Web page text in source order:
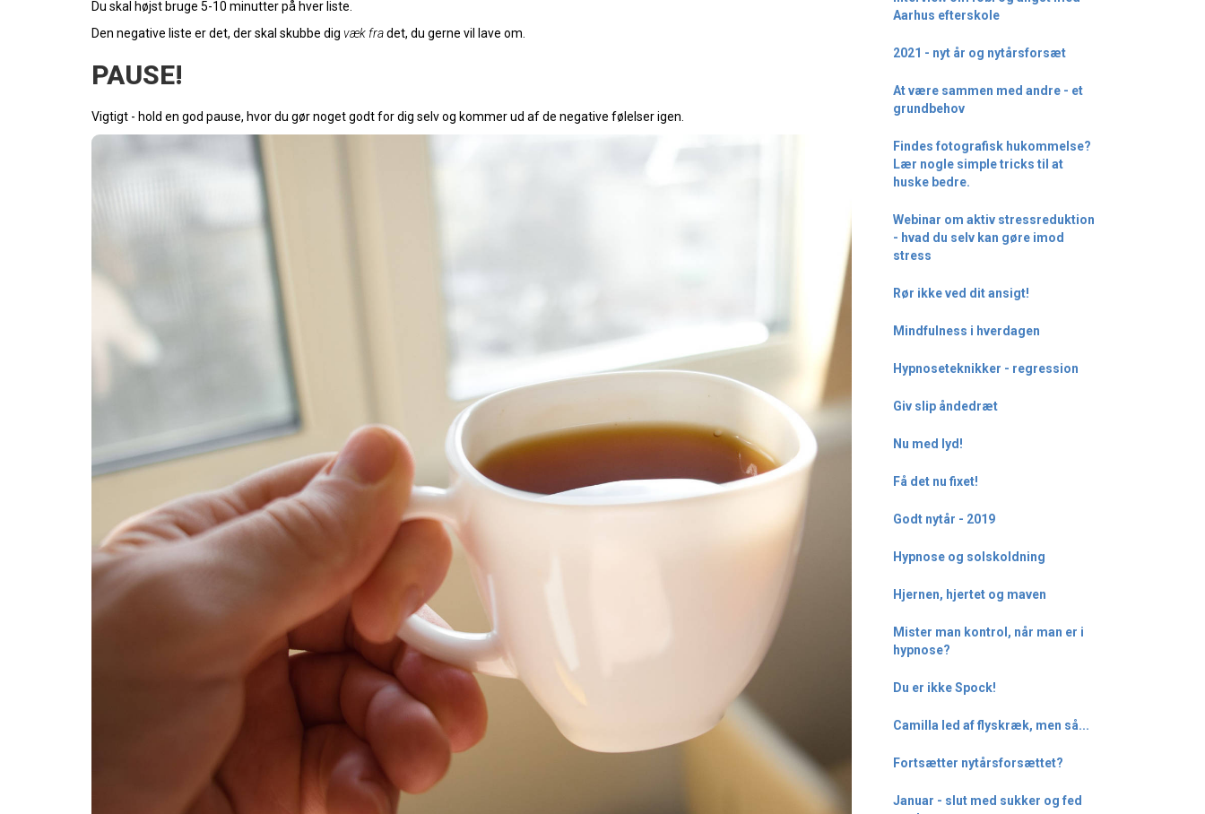
Du skal højst bruge 5-10 minutter på hver liste.
Den negative liste er det, der skal skubbe dig væk fradet, du gerne vil lave om.
PAUSE!
Vigtigt - hold en god pause, hvor du gør noget godt for dig selv og kommer ud af de negative følelser igen.
Aarhus efterskole
2021 - nyt år og nytårsforsæt
At være sammen med andre - et
grundbehov
Findes fotografisk hukommelse?
Lær nogle simple tricks til at
huske bedre.
Webinar om aktiv stressreduktion
- hvad du selv kan gøre imod
stress
Rør ikke ved dit ansigt!
Mindfulness i hverdagen
Hypnoseteknikker - regression
Giv slip åndedræt
Nu med lyd!
Få det nu fixet!
Godt nytår - 2019
Hypnose og solskoldning
Hjernen, hjertet og maven
Mister man kontrol, når man er i
hypnose?
Du er ikke Spock!
Camilla led af flyskræk, men så...
Fortsætter nytårsforsættet?
Januar - slut med sukker og fed